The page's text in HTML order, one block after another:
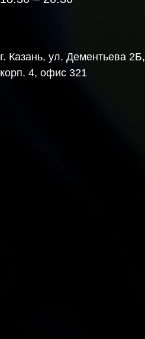
г. Казань, ул. Дементьева 2Б,
корп. 4, офис 321